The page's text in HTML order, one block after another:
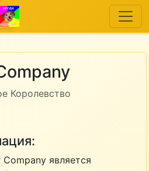
Королевство
является